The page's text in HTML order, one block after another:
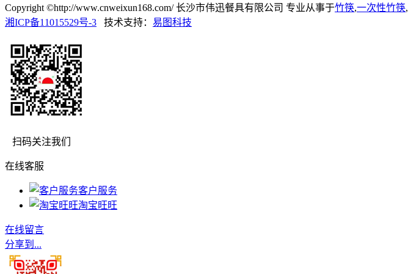
Copyright ©http://www.cnweixun168.com/ 长沙市伟迅餐具有限公司 专业从事于竹筷,一次性竹筷,
湘ICP备11015529号-3 技术支持： 易图科技
扫码关注我们
在线客服
客户服务
淘宝旺旺
在线留言
分享到...